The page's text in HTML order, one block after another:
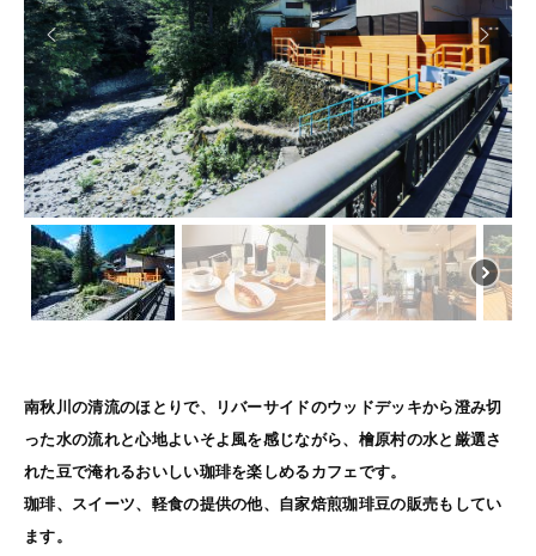
南秋川の清流のほとりで、リバーサイドのウッドデッキから澄み切
った水の流れと心地よいそよ風を感じながら、檜原村の水と厳選さ
れた豆で淹れるおいしい珈琲を楽しめるカフェです。
珈琲、スイーツ、軽食の提供の他、自家焙煎珈琲豆の販売もしてい
ます。